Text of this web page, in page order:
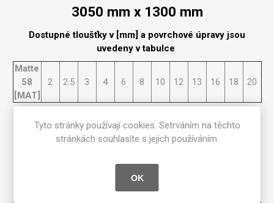
3050 mm x 1300 mm
Dostupné tloušťky v [mm] a povrchové úpravy jsou
uvedeny v tabulce
Matte
58
[MAT]
2 2.5 3 4 6 8 10 12 13 16 18 20
Kompakt Mocha Cedar o rozměrech
Dostupné tloušťky v [mm] a povrchové úpravy jsou
uvedeny v tabulce
Tyto stránky používají cookies. Setrváním na těchto
stránkách souhlasíte s jejich používáním.
OK